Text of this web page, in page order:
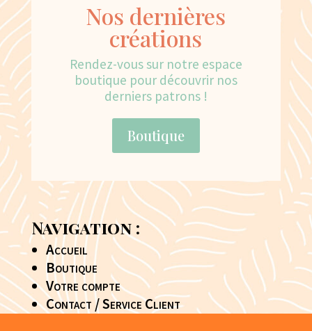
Nos dernières
créations
Rendez-vous sur notre espace
boutique pour découvrir nos
derniers patrons !
Boutique
Navigation :
Accueil
Boutique
Votre compte
Contact / Service Client